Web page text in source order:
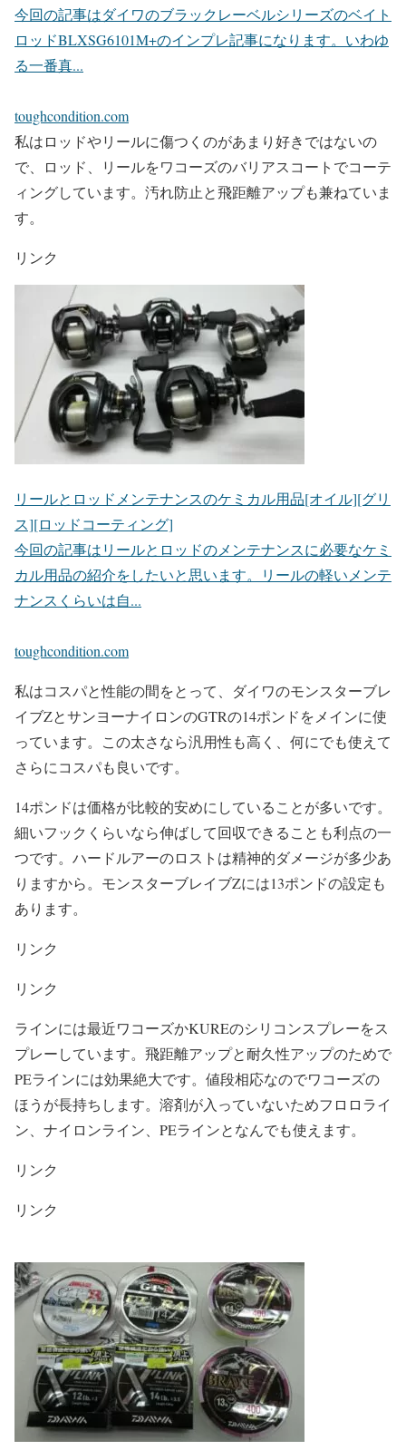
今回の記事はダイワのブラックレーベルシリーズのベイト
ロッドBLXSG6101M+のインプレ記事になります。いわゆ
る一番真...
toughcondition.com
私はロッドやリールに傷つくのがあまり好きではないの
で、ロッド、リールをワコーズのバリアスコートでコーテ
ィングしています。汚れ防止と飛距離アップも兼ねていま
す。
リンク
リールとロッドメンテナンスのケミカル用品[オイル][グリ
ス][ロッドコーティング]
今回の記事はリールとロッドのメンテナンスに必要なケミ
カル用品の紹介をしたいと思います。リールの軽いメンテ
ナンスくらいは自...
toughcondition.com
私はコスパと性能の間をとって、ダイワのモンスターブレ
イブZとサンヨーナイロンのGTRの14ポンドをメインに使
っています。この太さなら汎用性も高く、何にでも使えて
さらにコスパも良いです。
14ポンドは価格が比較的安めにしていることが多いです。
細いフックくらいなら伸ばして回収できることも利点の一
つです。ハードルアーのロストは精神的ダメージが多少あ
りますから。モンスターブレイブZには13ポンドの設定も
あります。
リンク
リンク
ラインには最近ワコーズかKUREのシリコンスプレーをス
プレーしています。飛距離アップと耐久性アップのためで
PEラインには効果絶大です。値段相応なのでワコーズの
ほうが長持ちします。溶剤が入っていないためフロロライ
ン、ナイロンライン、PEラインとなんでも使えます。
リンク
リンク